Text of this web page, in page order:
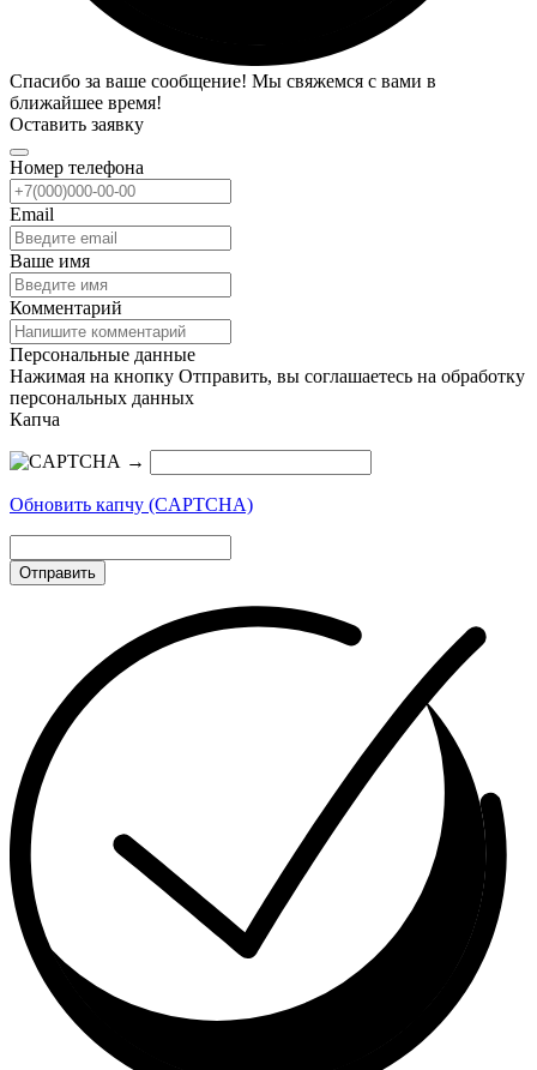
Спасибо за ваше сообщение! Мы свяжемся с вами в
ближайшее время!
Оставить заявку
Номер телефона
Email
Ваше имя
Комментарий
Персональные данные
Нажимая на кнопку Отправить, вы соглашаетесь на обработку
персональных данных
Капча
→
Обновить капчу (CAPTCHA)
Отправить